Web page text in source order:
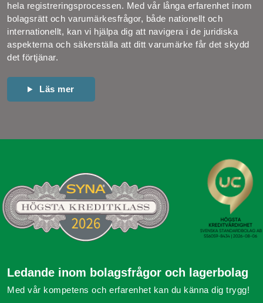
hela registreringsprocessen. Med vår långa erfarenhet inom
bolagsrätt och varumärkesfrågor, både nationellt och
internationellt, kan vi hjälpa dig att navigera i de juridiska
aspekterna och säkerställa att ditt varumärke får det skydd
det förtjänar.
Läs mer
Ledande inom bolagsfrågor och lagerbolag
Med vår kompetens och erfarenhet kan du känna dig trygg!